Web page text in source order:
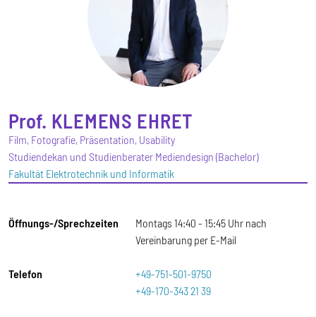
Prof. KLEMENS EHRET
Film, Fotografie, Präsentation, Usability
Studiendekan und Studienberater Mediendesign (Bachelor)
Fakultät Elektrotechnik und Informatik
Öffnungs-/Sprechzeiten
Montags 14:40 - 15:45 Uhr nach
Vereinbarung per E-Mail
Telefon
+49-751-501-9750
+49-170-343 21 39